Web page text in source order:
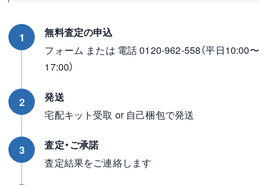
1
無料査定の申込
フォーム または 電話 0120-962-558（平日10:00〜
17:00）
2
発送
宅配キット受取 or 自己梱包で発送
3
査定・ご承諾
査定結果をご連絡します